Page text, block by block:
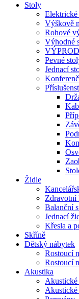
Stoly
Elektrické
Výškově
Rohové
Výhodné
Pevné
Jednací
Židle
Zdravotní
Balanční
Jednací
Křesla a
Skříně
Dětský nábytek
Rostoucí
Rostoucí
Akustika
Akustické